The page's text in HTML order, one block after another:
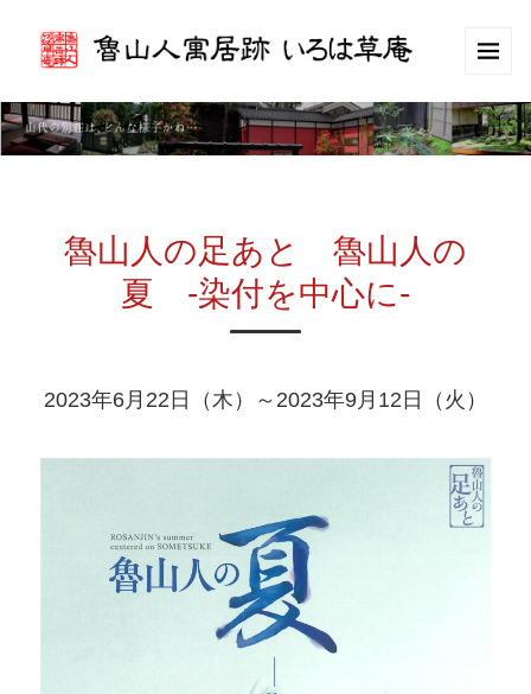
魯山人の足あと 魯山人の
夏 -染付を中心に-
2023年6月22日（木）～2023年9月12日（火）